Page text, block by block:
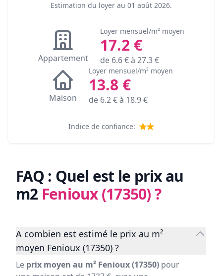
Estimation du loyer au 01 août 2026.
Appartement
Loyer mensuel/m² moyen
17.2€
de 6.6€ à 27.3€
Maison
Loyer mensuel/m² moyen
13.8 €
de 6.2€ à 18.9€
Indice de confiance:
FAQ : Quel est le prix au
m2 Fenioux (17350)?
A combien est estimé le prix au m²
moyen Fenioux (17350) ?
Le prix moyen au m² Fenioux (17350) pour